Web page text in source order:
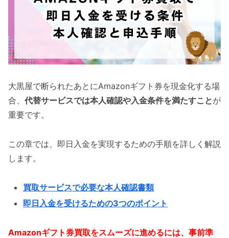
大黒屋で断られたあとにAmazonギフト券を現金化する場
合、 代替サービスでは本人確認や入金条件を満たすことが
重要です。
この章では、即日入金を実現するための手順を詳しく解説
します。
買取サービスで必要な本人確認書類
即日入金を受けるための3つのポイント
Amazonギフト券買取をスムーズに進めるには、事前準